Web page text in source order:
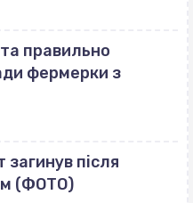
правильно
фермерки з
після
(ФОТО)